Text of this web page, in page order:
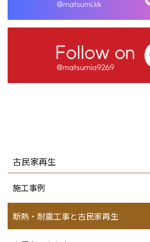
古民家再生
施工事例
断熱・耐震工事と古民家再生